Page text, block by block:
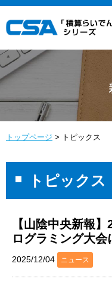
トップページ トピックス
トピックス
【山陰中央新報
ログラミング大
2025/12/04 ニュース